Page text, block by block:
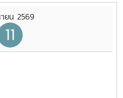
ยน 2569
11